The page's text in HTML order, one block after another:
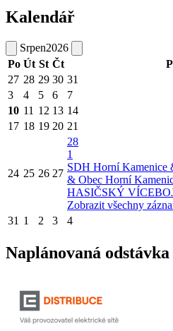
Kalendář
Srpen2026
Po Út St Čt
27 28 29 30 31
3
4 5 6 7
10 11 12 13 14
17 18 19 20 21
24 25 26 27
28
1
SDH Horní
& Obec Horní
HASIČSKÝ
Zobrazit všechny
31 1 2 3 4
Naplánovaná